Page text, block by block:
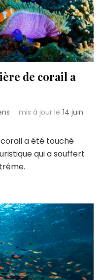
de corail a
mis à jour le 14 juin
a été touché
qui a souffert